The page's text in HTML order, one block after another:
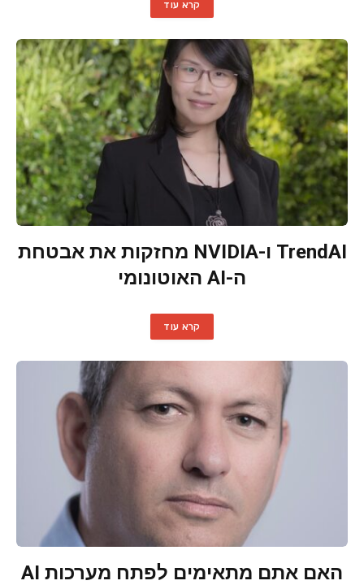
קרא עוד
TrendAI ו-NVIDIA מחזקות את אבטחת
ה-AI האוטונומי
קרא עוד
האם אתם מתאימים לפתח מערכות AI